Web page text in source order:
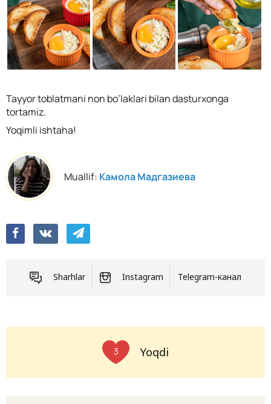
Tayyor toblatmani non bo’laklari bilan dasturxonga
tortamiz.
Yoqimli ishtaha!
Muallif: Камола Мадгазиева
Sharhlar Instagram Telegram-канал
3 Yoqdi